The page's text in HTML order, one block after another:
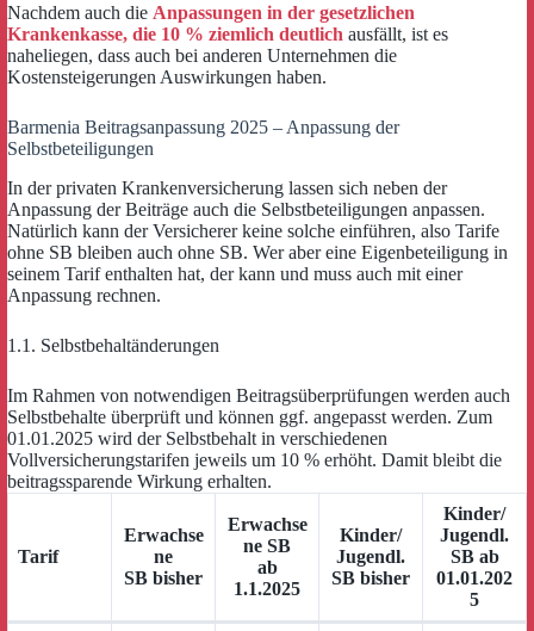
Nachdem auch die Anpassungen in der gesetzlichen
Krankenkasse, die 10 % ziemlich deutlich ausfällt, ist es
naheliegen, dass auch bei anderen Unternehmen die
Kostensteigerungen Auswirkungen haben.
Barmenia Beitragsanpassung 2025 – Anpassung der
Selbstbeteiligungen
In der privaten Krankenversicherung lassen sich neben der
Anpassung der Beiträge auch die Selbstbeteiligungen anpassen.
Natürlich kann der Versicherer keine solche einführen, also Tarife
ohne SB bleiben auch ohne SB. Wer aber eine Eigenbeteiligung in
seinem Tarif enthalten hat, der kann und muss auch mit einer
Anpassung rechnen.
1.1. Selbstbehaltänderungen
Im Rahmen von notwendigen Beitragsüberprüfungen werden auch
Selbstbehalte überprüft und können ggf. angepasst werden. Zum
01.01.2025 wird der Selbstbehalt in verschiedenen
Vollversicherungstarifen jeweils um 10 % erhöht. Damit bleibt die
beitragssparende Wirkung erhalten.
Tarif
Erwachse
ne
SB bisher
Erwachse
ne SB
ab
1.1.2025
Kinder/
Jugendl.
SB bisher
Kinder/
Jugendl.
SB ab
01.01.202
5